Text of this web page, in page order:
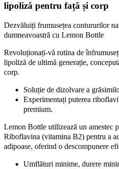
lipoliză pentru față și corp
Dezvăluiți frumusețea contururilor
dumneavoastră cu Lemon Bottle
Revoluționați-vă rutina de
lipoliză de ultimă generație,
corp.
Soluție de dizolvare a
Experimentați puterea
premium.
Lemon Bottle utilizează un amestec
Riboflavina (vitamina B2) pentru a
adipoase, oferind o descompunere
Umflături minime, durere